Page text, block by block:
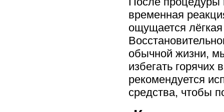
временная
ощущается
обычной жизни,
избегать горячих
рекомендуется
средства, чтобы